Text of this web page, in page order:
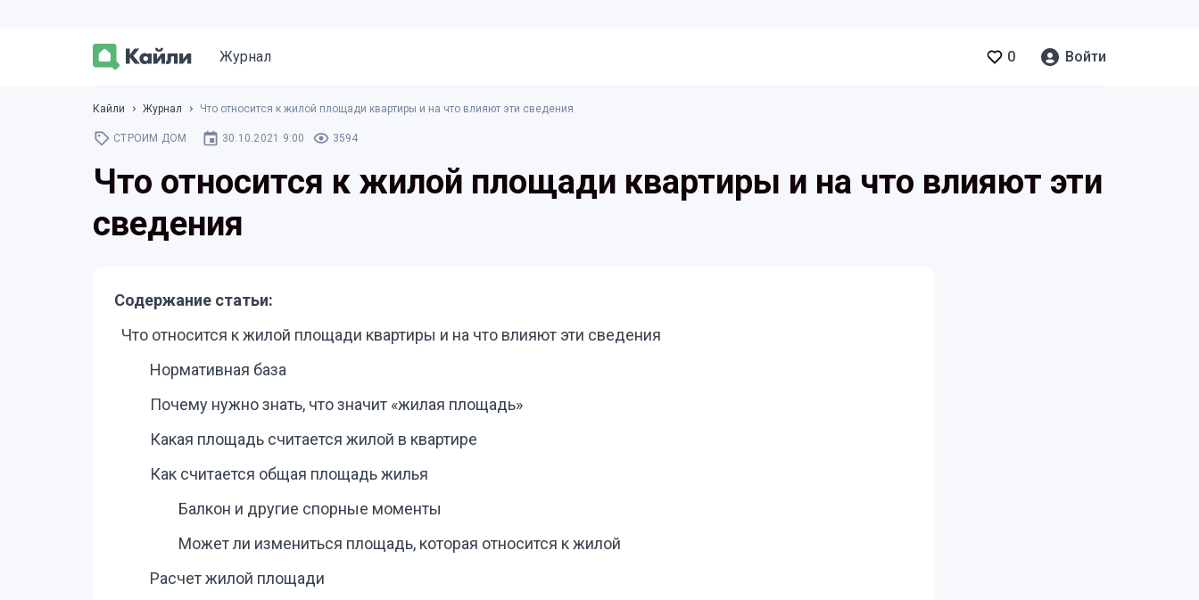
Журнал 0 Войти
Кайли Журнал Что относится к жилой площади квартиры и на что влияют эти сведения
СТРОИМ ДОМ 30.10.2021 9:00 3594
Что относится к жилой площади квартиры и на что влияют эти
сведения
Содержание статьи:
Что относится к жилой площади квартиры и на что влияют эти сведения
Нормативная база
Почему нужно знать, что значит «жилая площадь»
Какая площадь считается жилой в квартире
Как считается общая площадь жилья
Балкон и другие спорные моменты
Может ли измениться площадь, которая относится к жилой
Расчет жилой площади